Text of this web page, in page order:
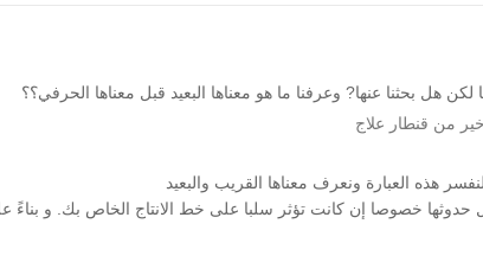
لكن هل بحثنا عنها? وعرفنا ما هو معناها البعيد قبل معناها الحرفي؟؟
هذه العبارة ونعرف معناها القريب والبعيد
حدوثها خصوصا إن كانت تؤثر سلبا على خط الانتاج الخاص بك. و